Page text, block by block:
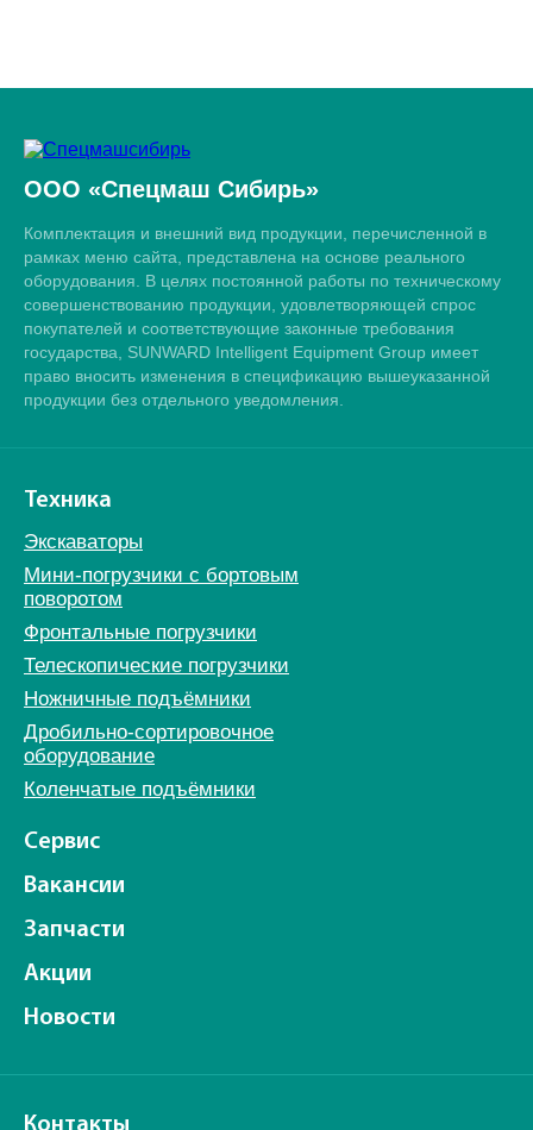
ООО «Спецмаш Сибирь»
Комплектация и внешний вид продукции, перечисленной в
рамках меню сайта, представлена на основе реального
оборудования. В целях постоянной работы по техническому
совершенствованию продукции, удовлетворяющей спрос
покупателей и соответствующие законные требования
государства, SUNWARD Intelligent Equipment Group имеет
право вносить изменения в спецификацию вышеуказанной
продукции без отдельного уведомления.
Техника
Экскаваторы
Мини-погрузчики c бортовым
поворотом
Фронтальные погрузчики
Телескопические погрузчики
Ножничные подъёмники
Дробильно-сортировочное
оборудование
Коленчатые подъёмники
Сервис
Вакансии
Запчасти
Акции
Новости
Контакты